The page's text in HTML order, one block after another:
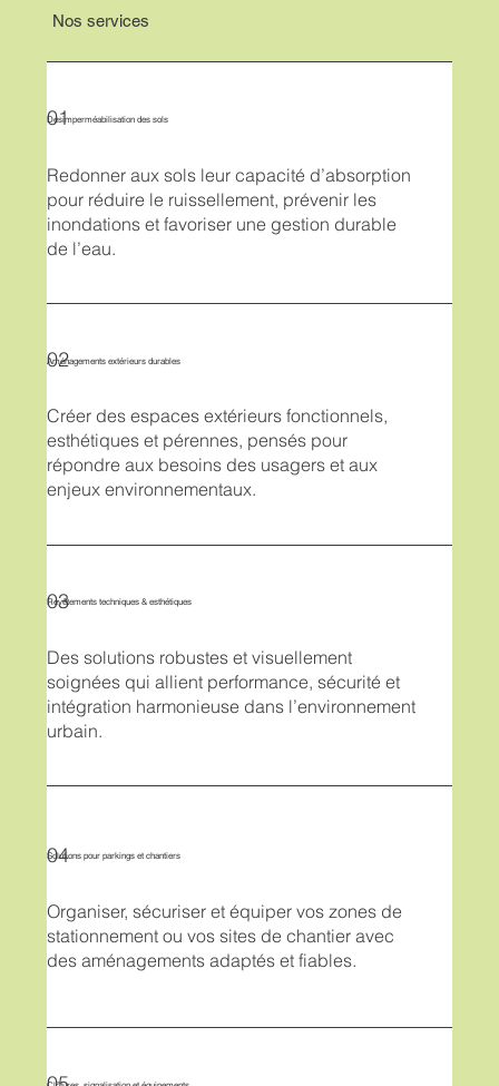
Nos services
01
Désimperméabilisation des sols
Redonner aux sols leur capacité d’absorption
pour réduire le ruissellement, prévenir les
inondations et favoriser une gestion durable
de l’eau.
02
Aménagements extérieurs durables
Créer des espaces extérieurs fonctionnels,
esthétiques et pérennes, pensés pour
répondre aux besoins des usagers et aux
enjeux environnementaux.
03
Revêtements techniques & esthétiques
Des solutions robustes et visuellement
soignées qui allient performance, sécurité et
intégration harmonieuse dans l’environnement
urbain.
04
Solutions pour parkings et chantiers
Organiser, sécuriser et équiper vos zones de
stationnement ou vos sites de chantier avec
des aménagements adaptés et fiables.